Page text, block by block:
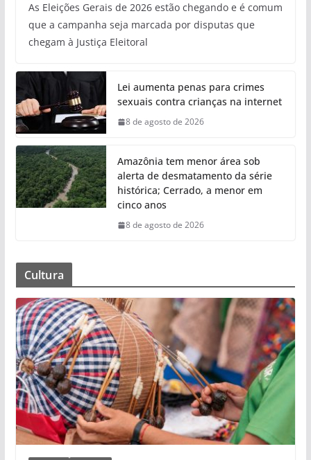
As Eleições Gerais de 2026 estão chegando e é comum
que a campanha seja marcada por disputas que
chegam à Justiça Eleitoral
Lei aumenta penas para crimes
sexuais contra crianças na internet
8 de agosto de 2026
Amazônia tem menor área sob
alerta de desmatamento da série
histórica; Cerrado, a menor em
cinco anos
8 de agosto de 2026
Cultura